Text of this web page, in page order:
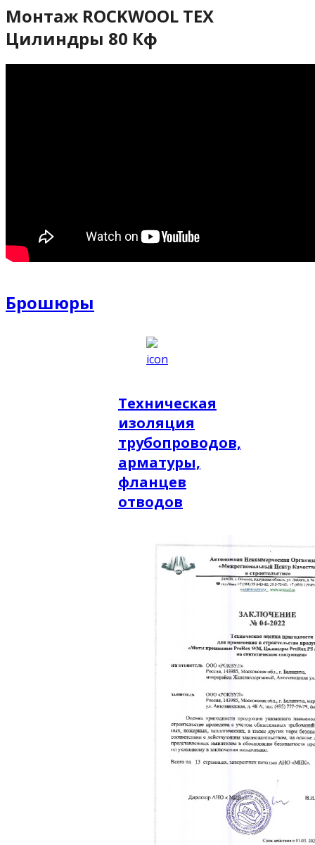
Монтаж ROCKWOOL ТЕХ
Цилиндры 80 Кф
Брошюры
Техническая
изоляция
трубопроводов,
арматуры,
фланцев
отводов